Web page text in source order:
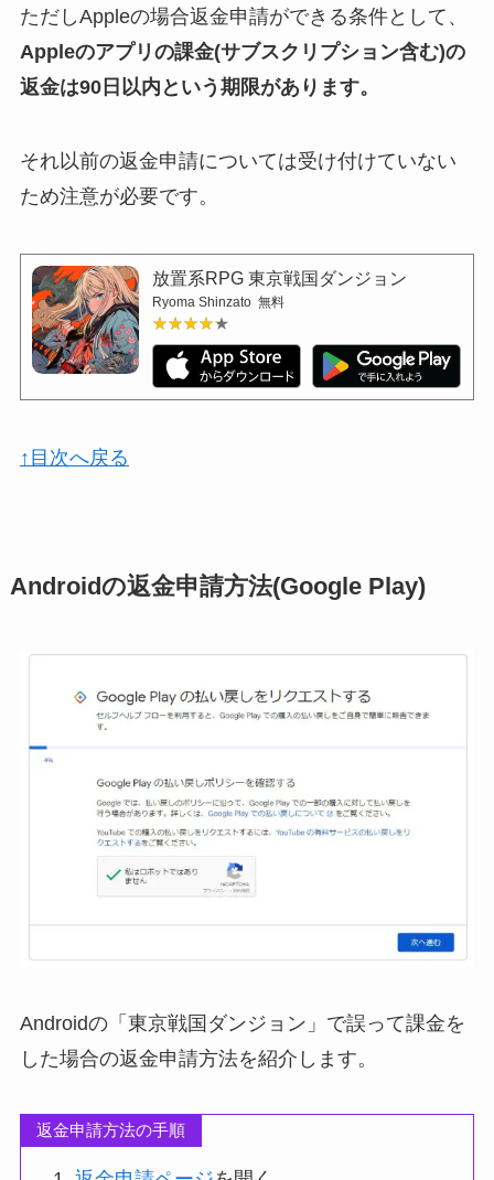
ただしAppleの場合返金申請ができる条件として、
Appleのアプリの課金(サブスクリプション含む)の
返金は90日以内という期限があります。
それ以前の返金申請については受け付けていない
ため注意が必要です。
放置系RPG 東京戦国ダンジョン
Ryoma Shinzato 無料
★★★★★
★★★★★
↑目次へ戻る
Androidの返金申請方法(Google Play)
Androidの「東京戦国ダンジョン」で誤って課金を
した場合の返金申請方法を紹介します。
返金申請方法の手順